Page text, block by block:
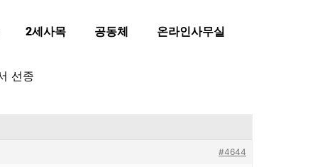
2세사목 공동체 온라인사무실
선종
#4644